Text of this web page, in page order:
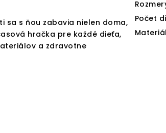
sa s ňou zabavia nielen doma,
hračka pre každé dieťa,
a zdravotne
Počet
Materiál